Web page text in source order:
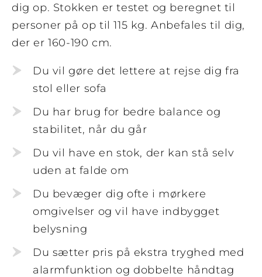
dig op. Stokken er testet og beregnet til
personer på op til 115 kg. Anbefales til dig,
der er 160-190 cm.
Du vil gøre det lettere at rejse dig fra
stol eller sofa
Du har brug for bedre balance og
stabilitet, når du går
Du vil have en stok, der kan stå selv
uden at falde om
Du bevæger dig ofte i mørkere
omgivelser og vil have indbygget
belysning
Du sætter pris på ekstra tryghed med
alarmfunktion og dobbelte håndtag